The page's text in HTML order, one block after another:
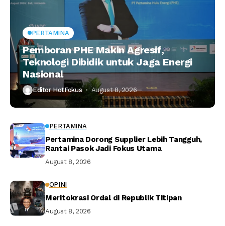
PERTAMINA
Pemboran PHE Makin Agresif,
Teknologi Dibidik untuk Jaga Energi
Nasional
Editor HotFokus August 8, 2026
PERTAMINA
Pertamina Dorong Supplier Lebih Tangguh,
Rantai Pasok Jadi Fokus Utama
August 8, 2026
OPINI
Meritokrasi Ordal di Republik Titipan
August 8, 2026